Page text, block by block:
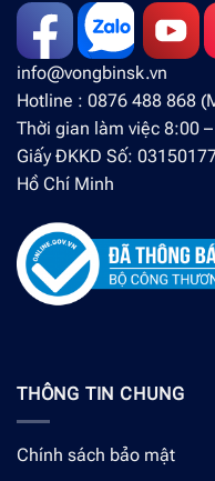
info@vongbinsk.vn
Hotline : 0876 488 868
Thời gian làm việc 8:00
Giấy ĐKKD Số:
Hồ Chí Minh
THÔNG TIN CHUNG
Chính sách bảo mật